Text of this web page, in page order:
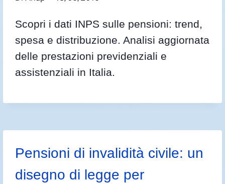
Scopri i dati INPS sulle pensioni: trend,
spesa e distribuzione. Analisi aggiornata
delle prestazioni previdenziali e
assistenziali in Italia.
Pensioni di invalidità civile: un
disegno di legge per